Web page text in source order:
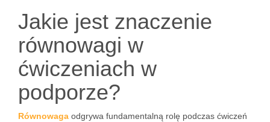
Jakie jest znaczenie
równowagi w
ćwiczeniach w
podporze?
Równowaga odgrywa fundamentalną rolę podczas ćwiczeń